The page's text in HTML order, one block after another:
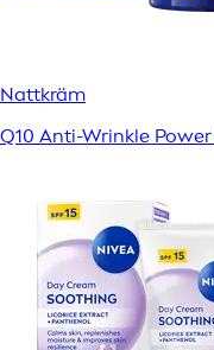
Nattkräm
Q10 Anti-Wrinkle